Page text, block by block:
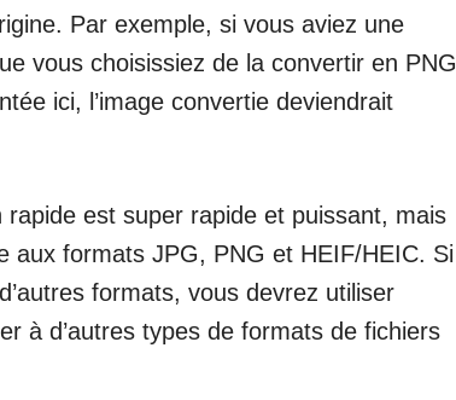
Par exemple, si vous aviez une
vous choisissiez de la convertir en PNG
ici, l’image convertie deviendrait
rapide est super rapide et puissant, mais
aux formats JPG, PNG et HEIF/HEIC. Si
formats, vous devrez utiliser
à d’autres types de formats de fichiers